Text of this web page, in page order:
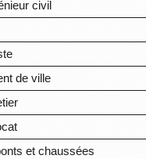
civil
de ville
et chaussées